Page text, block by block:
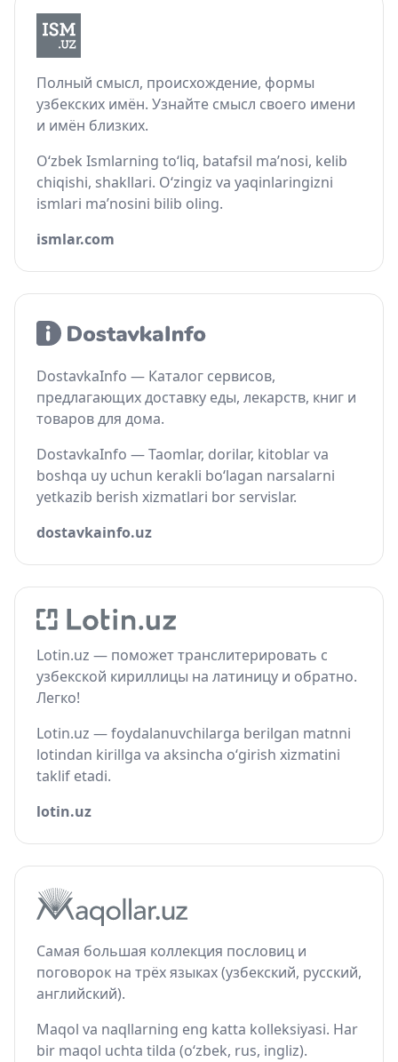
Полный смысл, происхождение, формы
узбекских имён. Узнайте смысл своего имени
и имён близких.
O‘zbek Ismlarning to‘liq, batafsil ma’nosi, kelib
chiqishi, shakllari. O‘zingiz va yaqinlaringizni
ismlari ma’nosini bilib oling.
ismlar.com
DostavkaInfo — Каталог сервисов,
предлагающих доставку еды, лекарств, книг и
товаров для дома.
DostavkaInfo — Taomlar, dorilar, kitoblar va
boshqa uy uchun kerakli bo‘lagan narsalarni
yetkazib berish xizmatlari bor servislar.
dostavkainfo.uz
Lotin.uz — поможет транслитерировать с
узбекской кириллицы на латиницу и обратно.
Легко!
Lotin.uz — foydalanuvchilarga berilgan matnni
lotindan kirillga va aksincha o‘girish xizmatini
taklif etadi.
lotin.uz
Самая большая коллекция пословиц и
поговорок на трёх языках (узбекский, русский,
английский).
Maqol va naqllarning eng katta kolleksiyasi. Har
bir maqol uchta tilda (o‘zbek, rus, ingliz).